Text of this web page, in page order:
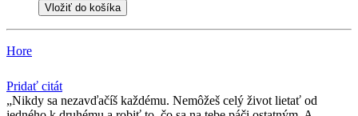
Vložiť do košíka
Hore
Pridať citát
Nikdy sa nezavďačíš každému. Nemôžeš celý život lietať od